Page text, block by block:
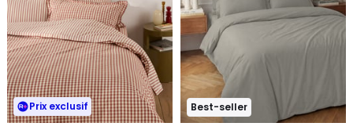
Prix exclusif Best-seller